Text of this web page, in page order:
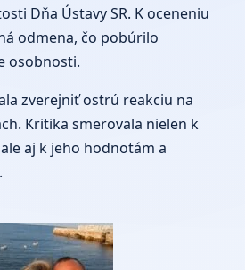
Dňa Ústavy SR. K oceneniu
odmena, čo pobúrilo
osobnosti.
zverejniť ostrú reakciu na
Kritika smerovala nielen k
aj k jeho hodnotám a